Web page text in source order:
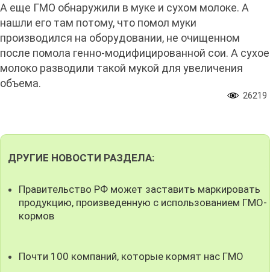
А еще ГМО обнаружили в муке и сухом молоке. А
нашли его там потому, что помол муки
производился на оборудовании, не очищенном
после помола генно-модифицированной сои. А сухое
молоко разводили такой мукой для увеличения
объема.
26219
ДРУГИЕ НОВОСТИ РАЗДЕЛА:
Правительство РФ может заставить маркировать
продукцию, произведенную с использованием ГМО-
кормов
Почти 100 компаний, которые кормят нас ГМО